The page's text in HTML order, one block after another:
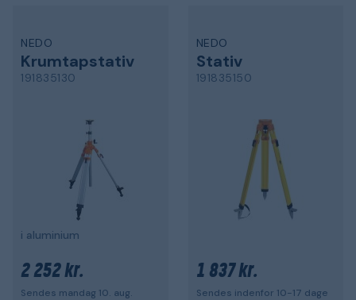
NEDO
Krumtapstativ
191835130
i aluminium
2 252 kr.
Sendes mandag 10. aug.
NEDO
Stativ
191835150
1 837 kr.
Sendes indenfor 10-17 dage